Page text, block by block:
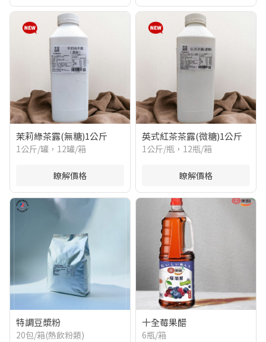
茉莉綠茶露(無糖)1公斤
1公斤/罐，12罐/箱
瞭解價格
英式紅茶茶露(微糖)1公斤
1公斤/瓶，12瓶/箱
瞭解價格
特調豆漿粉
20包/箱(熱飲粉類)
十全莓果醋
6瓶/箱